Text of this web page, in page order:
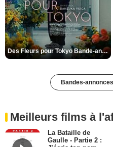
Des Fleurs pour Tokyo Bande-annonce VO STFR
Bandes-
Meilleurs films à
La Bataille de
Gaulle - Partie 2 :